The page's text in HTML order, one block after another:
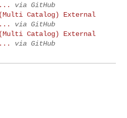
via GitHub
Catalog) External
via GitHub
Catalog) External
via GitHub